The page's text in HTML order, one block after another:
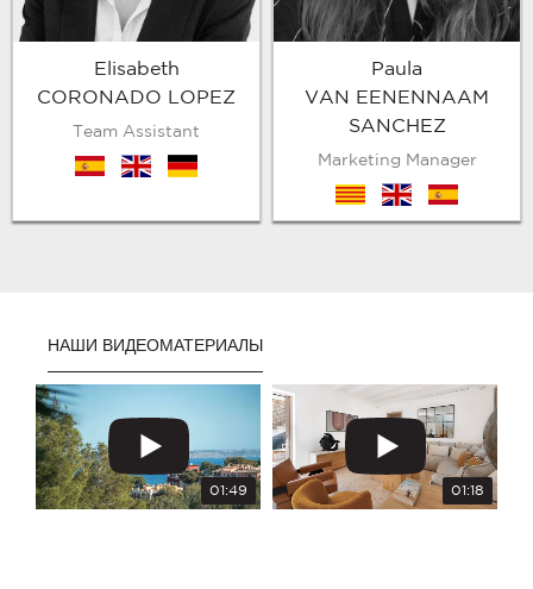
Elisabeth
CORONADO LOPEZ
Team Assistant
es en de
Paula
VAN EENENNAAM
SANCHEZ
Marketing Manager
cat en es
НАШИ ВИДЕОМАТЕРИАЛЫ
01:49 01:18